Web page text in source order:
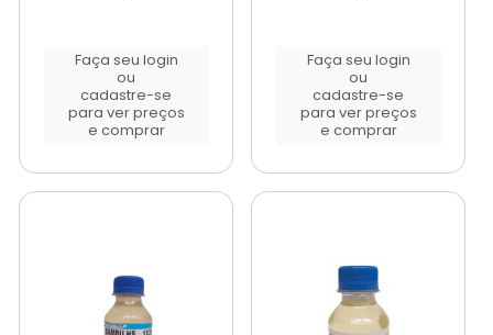
Faça seu login
ou
cadastre-se
para ver preços
e comprar
Faça seu login
ou
cadastre-se
para ver preços
e comprar